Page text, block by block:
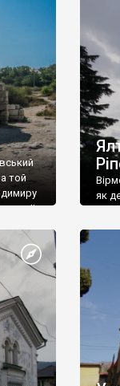
та
той
ІІ,
як